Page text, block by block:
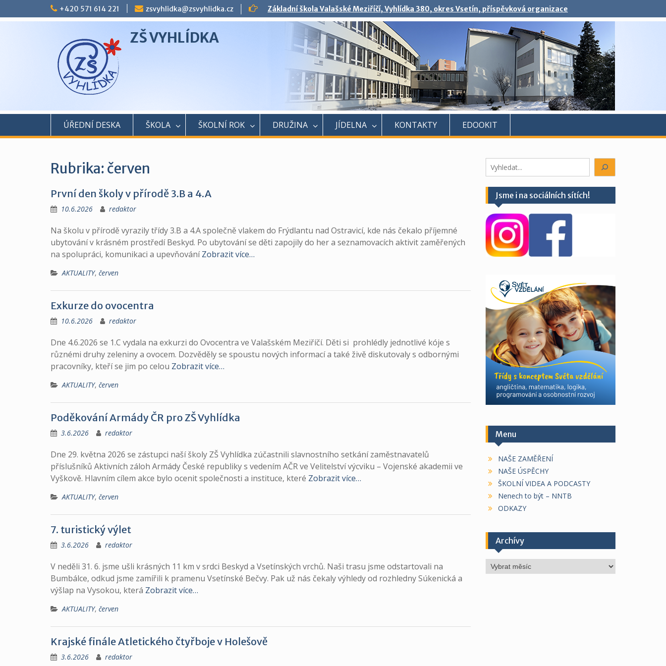
to
+420 571 614 221 zsvyhlidka@zsvyhlidka.cz Základní škola Valašské Meziříčí, Vyhlídka 380, okres Vsetín, příspěvková organizace
ZŠ VYHLÍDKA
ÚŘEDNÍ DESKA ŠKOLA ŠKOLNÍ ROK DRUŽINA JÍDELNA KONTAKTY EDOOKIT
Rubrika: červen
První den školy v přírodě 3.B a 4.A
10.6.2026 redaktor
Na školu v přírodě vyrazily třídy 3.B a 4.A společně vlakem do Frýdlantu nad Ostravicí, kde nás čekalo příjemné
ubytování v krásném prostředí Beskyd. Po ubytování se děti zapojily do her a seznamovacích aktivit zaměřených
na spolupráci, komunikaci a upevňováníZobrazit více…
AKTUALITY, červen
Exkurze do ovocentra
10.6.2026 redaktor
Dne 4.6.2026 se 1.C vydala na exkurzi do Ovocentra ve Valašském Meziříčí. Děti si prohlédly jednotlivé kóje s
různémi druhy zeleniny a ovocem. Dozvěděly se spoustu nových informací a také živě diskutovaly s odbornými
pracovníky, kteří se jim po celou Zobrazit více…
AKTUALITY, červen
Poděkování Armády ČR pro ZŠ Vyhlídka
3.6.2026 redaktor
Dne 29. května 2026 se zástupci naší školy ZŠ Vyhlídka zúčastnili slavnostního setkání zaměstnavatelů
příslušníků Aktivních záloh Armády České republiky s vedením AČR ve Velitelství výcviku – Vojenské akademii ve
Vyškově. Hlavním cílem akce bylo ocenit společnosti a instituce, které Zobrazit více…
AKTUALITY, červen
7. turistický výlet
3.6.2026 redaktor
V neděli 31. 6. jsme ušli krásných 11 km v srdci Beskyd a Vsetínských vrchů. Naši trasu jsme odstartovali na
Bumbálce, odkud jsme zamířili k pramenu Vsetínské Bečvy. Pak už nás čekaly výhledy od rozhledny Súkenická a
výšlap na Vysokou, která Zobrazit více…
AKTUALITY, červen
Krajské finále Atletického čtyřboje v Holešově
3.6.2026 redaktor
Hledáte
něco?
Jsme i na sociálních sítích!
Menu
NAŠE ZAMĚŘENÍ
NAŠE ÚSPĚCHY
ŠKOLNÍ VIDEA A PODCASTY
Nenech to být – NNTB
ODKAZY
Archívy
Archívy